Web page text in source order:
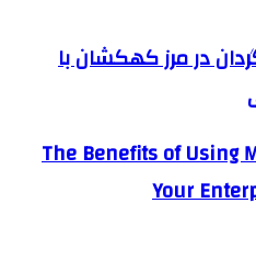
در مرز کهکشان با
The Benefits of Using
Your